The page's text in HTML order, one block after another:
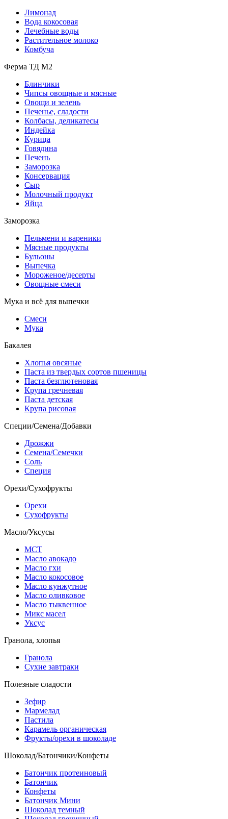
Лимонад
Вода кокосовая
Лечебные воды
Растительное молоко
Комбуча
Ферма ТД М2
Блинчики
Чипсы овощные и мясные
Овощи и зелень
Печенье, сладости
Колбасы, деликатесы
Индейка
Курица
Говядина
Печень
Заморозка
Консервация
Сыр
Молочный продукт
Яйца
Заморозка
Пельмени и вареники
Мясные продукты
Бульоны
Выпечка
Мороженое/десерты
Овощные смеси
Мука и всё для выпечки
Смеси
Мука
Бакалея
Хлопья овсяные
Паста из твердых сортов пшеницы
Паста безглютеновая
Крупа гречневая
Паста детская
Крупа рисовая
Специи/Семена/Добавки
Дрожжи
Семена/Семечки
Соль
Специя
Орехи/Сухофрукты
Орехи
Сухофрукты
Масло/Уксусы
МСТ
Масло авокадо
Масло гхи
Масло кокосовое
Масло кунжутное
Масло оливковое
Масло тыквенное
Микс масел
Уксус
Гранола, хлопья
Гранола
Сухие завтраки
Полезные сладости
Зефир
Мармелад
Пастила
Карамель органическая
Фрукты/орехи в шоколаде
Шоколад/Батончики/Конфеты
Батончик протеиновый
Батончик
Конфеты
Батончик Мини
Шоколад темный